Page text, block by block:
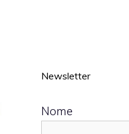
Newsletter
Nome